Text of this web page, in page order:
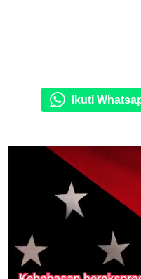
Ikuti